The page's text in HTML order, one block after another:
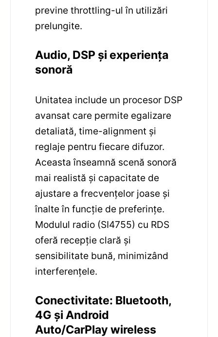
previne throttling-ul în utilizări
prelungite.
Audio, DSP și experiența
sonoră
Unitatea include un procesor DSP
avansat care permite egalizare
detaliată, time-alignment și
reglaje pentru fiecare difuzor.
Aceasta înseamnă scenă sonoră
mai realistă și capacitate de
ajustare a frecvențelor joase și
înalte în funcție de preferințe.
Modulul radio (SI4755) cu RDS
oferă recepție clară și
sensibilitate bună, minimizând
interferențele.
Conectivitate: Bluetooth,
4G și Android
Auto/CarPlay wireless